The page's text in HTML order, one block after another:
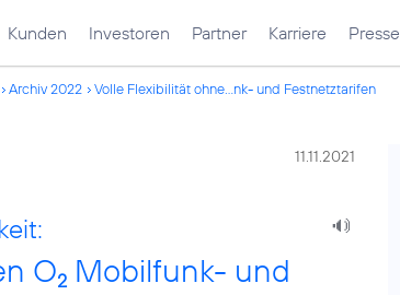
Kunden Investoren Partner Karriere Presse
Archiv 2022 Volle Flexibilität ohne...nk- und Festnetztarifen
11.11.2021
O2 Mobilfunk- und